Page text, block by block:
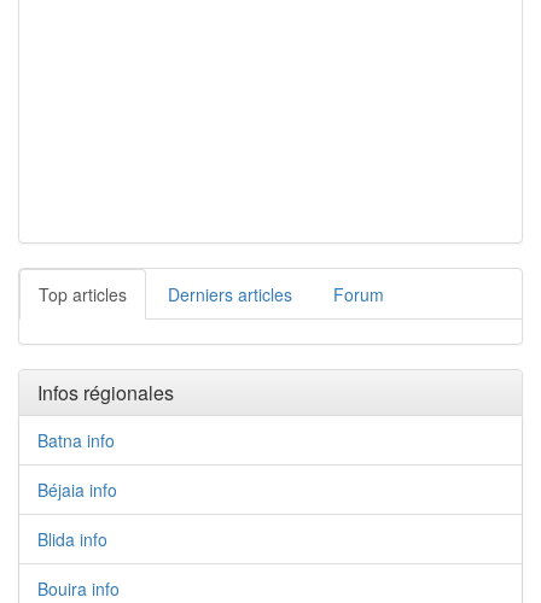
Top articles Derniers articles Forum
Infos régionales
Batna info
Béjaia info
Blida info
Bouira info